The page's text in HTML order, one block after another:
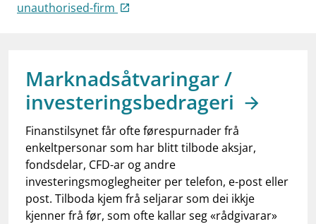
work_outlineJobb hos oss
notifications_none Abonner på nyhetsvarsel
unauthorised-firm
Marknadsåtvaringar /
investeringsbedrageri
Finanstilsynet får ofte førespurnader frå
enkeltpersonar som har blitt tilbode aksjar,
fondsdelar, CFD-ar og andre
investeringsmoglegheiter per telefon, e-post eller
post. Tilboda kjem frå seljarar som dei ikkje
kjenner frå før, som ofte kallar seg «rådgivarar»